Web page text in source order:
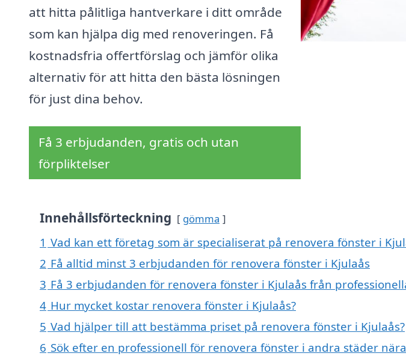
att hitta pålitliga hantverkare i ditt område
som kan hjälpa dig med renoveringen. Få
kostnadsfria offertförslag och jämför olika
alternativ för att hitta den bästa lösningen
för just dina behov.
Få 3 erbjudanden, gratis och utan
förpliktelser
Innehållsförteckning gömma
1 Vad kan ett företag som är specialiserat på renovera fönster i
2 Få alltid minst 3 erbjudanden för renovera fönster i Kjulaås
3 Få 3 erbjudanden för renovera fönster i Kjulaås från
4 Hur mycket kostar renovera fönster i Kjulaås?
5 Vad hjälper till att bestämma priset på renovera fönster i Kjulaås?
6 Sök efter en professionell för renovera fönster i andra städer